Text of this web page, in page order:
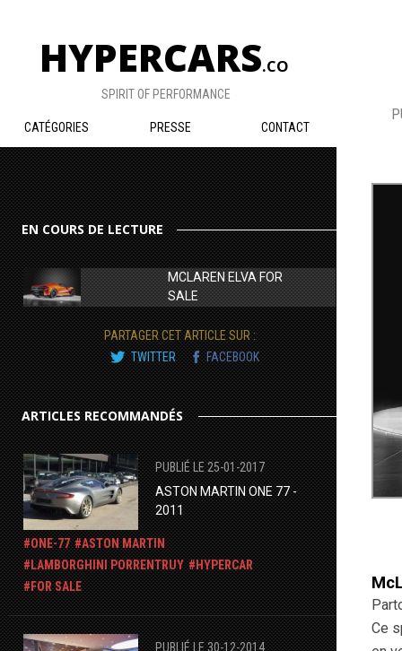
HYPERCARS.CO
SPIRIT OF PERFORMANCE
CATÉGORIES PRESSE CONTACT
EN COURS DE LECTURE
MCLAREN ELVA FOR
SALE
PARTAGER CET ARTICLE SUR :
TWITTER
FACEBOOK
ARTICLES RECOMMANDÉS
PUBLIÉ LE 25-01-2017
ASTON MARTIN ONE 77 -
2011
ONE-77
ASTON MARTIN
LAMBORGHINI PORRENTRUY
HYPERCAR
FOR SALE
PUBLIÉ LE 30-12-2014
Ce